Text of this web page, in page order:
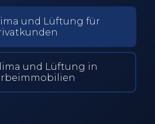
und Lüftung für
und Lüftung in